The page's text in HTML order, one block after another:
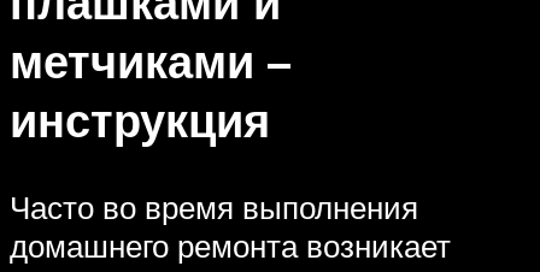
метчиками –
инструкция
Часто во время выполнения
домашнего ремонта возникает